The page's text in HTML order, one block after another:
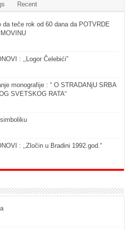
Recent
teče rok od 60 dana da POTVRDE
: ‚‚Logor Čelebići”
monografije : “ O STRADANjU SRBA
SVETSKOG RATA“
: ‚‚Zločin u Bradini 1992.god.“